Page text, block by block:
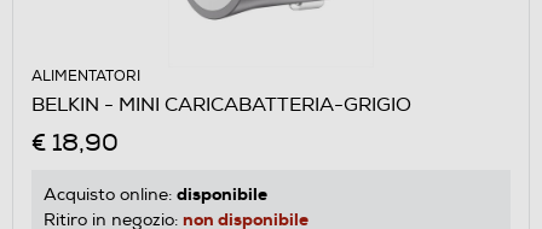
ALIMENTATORI
BELKIN - MINI CARICABATTERIA-GRIGIO
€ 18,90
Acquisto online: disponibile
Ritiro in negozio: non disponibile